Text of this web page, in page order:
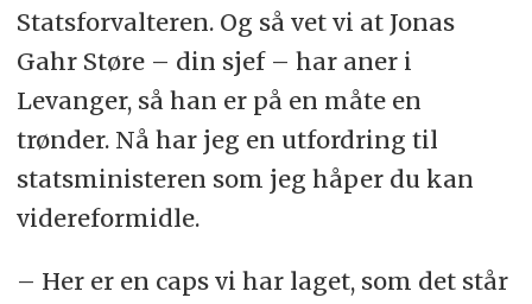
Statsforvalteren. Og så vet vi at Jonas
Gahr Støre – din sjef – har aner i
Levanger, så han er på en måte en
trønder. Nå har jeg en utfordring til
statsministeren som jeg håper du kan
videreformidle.
– Her er en caps vi har laget, som det står